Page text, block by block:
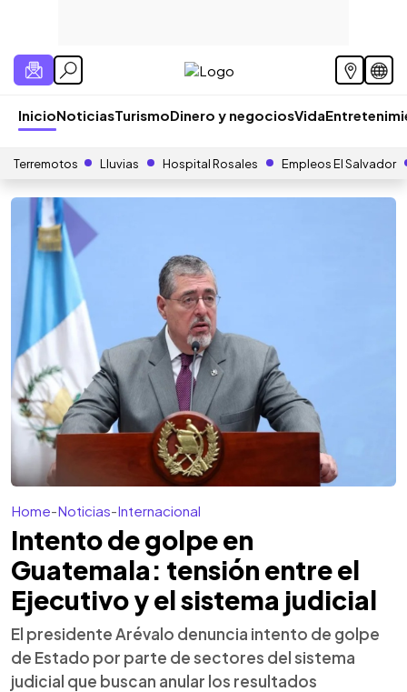
InicioNoticiasTurismoDinero y negociosVida
Terremotos Lluvias Hospital Rosales Empleos El Salvador
Home-Noticias-Internacional
Intento de golpe en
Guatemala: tensión entre el
Ejecutivo y el sistema judicial
El presidente Arévalo denuncia intento de golpe
de Estado por parte de sectores del sistema
judicial que buscan anular los resultados